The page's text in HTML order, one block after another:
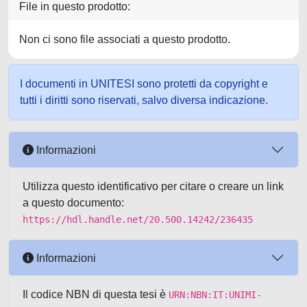
File in questo prodotto:
Non ci sono file associati a questo prodotto.
I documenti in UNITESI sono protetti da copyright e
tutti i diritti sono riservati, salvo diversa indicazione.
Informazioni
Utilizza questo identificativo per citare o creare un link
a questo documento:
https://hdl.handle.net/20.500.14242/236435
Informazioni
Il codice NBN di questa tesi è URN:NBN:IT:UNIMI-